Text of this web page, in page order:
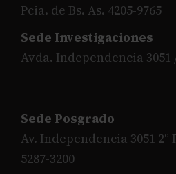
Pcia. de Bs. As. 4205-9765
Sede Investigaciones
Avda. Independencia 3051
Sede Posgrado
Av. Independencia 3051 2°
5287-3200